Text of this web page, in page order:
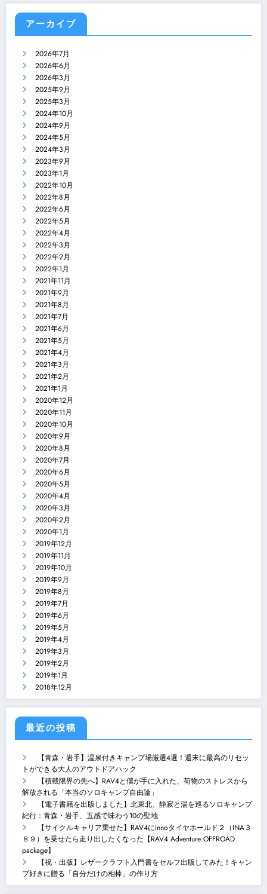
アーカイブ
2026年7月
2026年6月
2026年3月
2025年9月
2025年3月
2024年10月
2024年9月
2024年5月
2024年3月
2023年9月
2023年1月
2022年10月
2022年8月
2022年6月
2022年5月
2022年4月
2022年3月
2022年2月
2022年1月
2021年11月
2021年9月
2021年8月
2021年7月
2021年6月
2021年5月
2021年4月
2021年3月
2021年2月
2021年1月
2020年12月
2020年11月
2020年10月
2020年9月
2020年8月
2020年7月
2020年6月
2020年5月
2020年4月
2020年3月
2020年2月
2020年1月
2019年12月
2019年11月
2019年10月
2019年9月
2019年8月
2019年7月
2019年6月
2019年5月
2019年4月
2019年3月
2019年2月
2019年1月
2018年12月
最近の投稿
【青森・岩手】温泉付きキャンプ場厳選4選！週末に最高のリセッ
トができる大人のアウトドアハック
【積載限界の先へ】RAV4と僕が手に入れた、荷物のストレスから
解放される「本当のソロキャンプ自由論」
【電子書籍を出版しました】北東北、静寂と湯を巡るソロキャンプ
紀行：青森・岩手、五感で味わう10の聖地
【サイクルキャリア乗せた】RAV4にinnoタイヤホールド２（INA３
８９）を乗せたら走り出したくなった【RAV4 Adventure OFFROAD
package】
【祝・出版】レザークラフト入門書をセルフ出版してみた！キャン
プ好きに贈る「自分だけの相棒」の作り方